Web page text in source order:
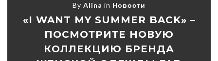
ПОСМОТРИТЕ
НОВУЮ
КОЛЛЕКЦИЮ
By Alina in Новости
«I WANT MY SUMMER BACK» –
ПОСМОТРИТЕ НОВУЮ
КОЛЛЕКЦИЮ БРЕНДА